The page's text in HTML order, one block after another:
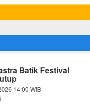
Batik Festival
14:00 WIB